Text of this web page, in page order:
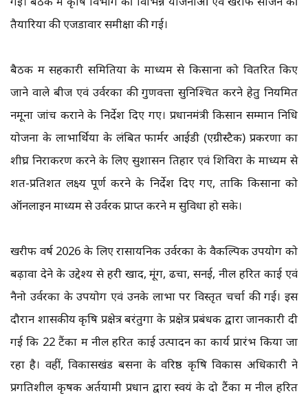
तैयारियों की एजेंडावार समीक्षा की गई।
बैठक में सहकारी समितियों के माध्यम से किसानों को वितरित किए
जाने वाले बीज एवं उर्वरकों की गुणवत्ता सुनिश्चित करने हेतु नियमित
नमूना जांच कराने के निर्देश दिए गए। प्रधानमंत्री किसान सम्मान निधि
योजना के लाभार्थियों के लंबित फार्मर आईडी (एग्रीस्टैक) प्रकरणों का
शीघ्र निराकरण करने के लिए सुशासन तिहार एवं शिविरों के माध्यम से
शत-प्रतिशत लक्ष्य पूर्ण करने के निर्देश दिए गए, ताकि किसानों को
ऑनलाइन माध्यम से उर्वरक प्राप्त करने में सुविधा हो सके।
खरीफ वर्ष 2026 के लिए रासायनिक उर्वरकों के वैकल्पिक उपयोग को
बढ़ावा देने के उद्देश्य से हरी खाद, मूंग, ढेंचा, सनई, नील हरित काई एवं
नैनो उर्वरकों के उपयोग एवं उनके लाभों पर विस्तृत चर्चा की गई। इस
दौरान शासकीय कृषि प्रक्षेत्र बरंतुगा के प्रक्षेत्र प्रबंधक द्वारा जानकारी दी
गई कि 22 टैंकों में नील हरित काई उत्पादन का कार्य प्रारंभ किया जा
रहा है। वहीं, विकासखंड बसना के वरिष्ठ कृषि विकास अधिकारी ने
प्रगतिशील कृषक अर्तयामी प्रधान द्वारा स्वयं के दो टैंकों में नील हरित